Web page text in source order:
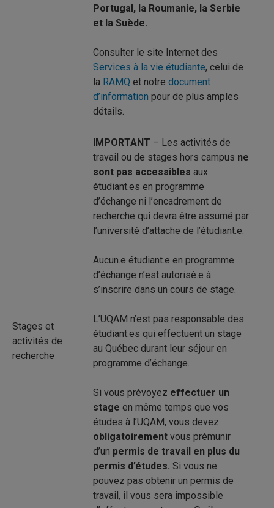
Portugal, la Roumanie, la Serbie
et la Suède.
Consulter le site Internet des
Services à la vie étudiante, celui de
la RAMQ et notre document
d’information pour de plus amples
détails.
Stages et
activités de
recherche
IMPORTANT – Les activités de
travail ou de stages hors campus ne
sont pas accessibles aux
étudiant.es en programme
d’échange ni l’encadrement de
recherche qui devra être assumé par
l’université d’attache de l’étudiant.e.
Aucun.e étudiant.e en programme
d’échange n’est autorisé.e à
s’inscrire dans un cours de stage.
L’UQAM n’est pas responsable des
étudiant.es qui effectuent un stage
au Québec durant leur séjour en
programme d’échange.
Si vous prévoyez effectuer un
stage en même temps que vos
études à l’UQAM, vous devez
obligatoirement vous prémunir
d’un permis de travail en plus du
permis d’études. Si vous ne
pouvez pas obtenir un permis de
travail, il vous sera impossible